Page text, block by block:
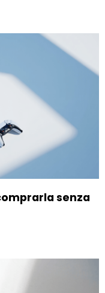
senza